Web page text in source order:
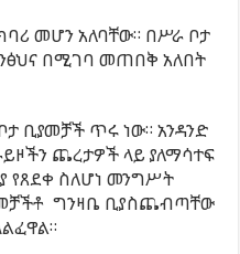
መሆን አለባቸው። በሥራ ቦታ
በሚገባ መጠበቅ አለበት
ቢያመቻች ጥሩ ነው። አንዳንድ
ጨረታዎች ላይ ያለማሳተፍ
የጸደቀ ስለሆነ መንግሥት
ግንዛቤ ቢያስጨብጣቸው